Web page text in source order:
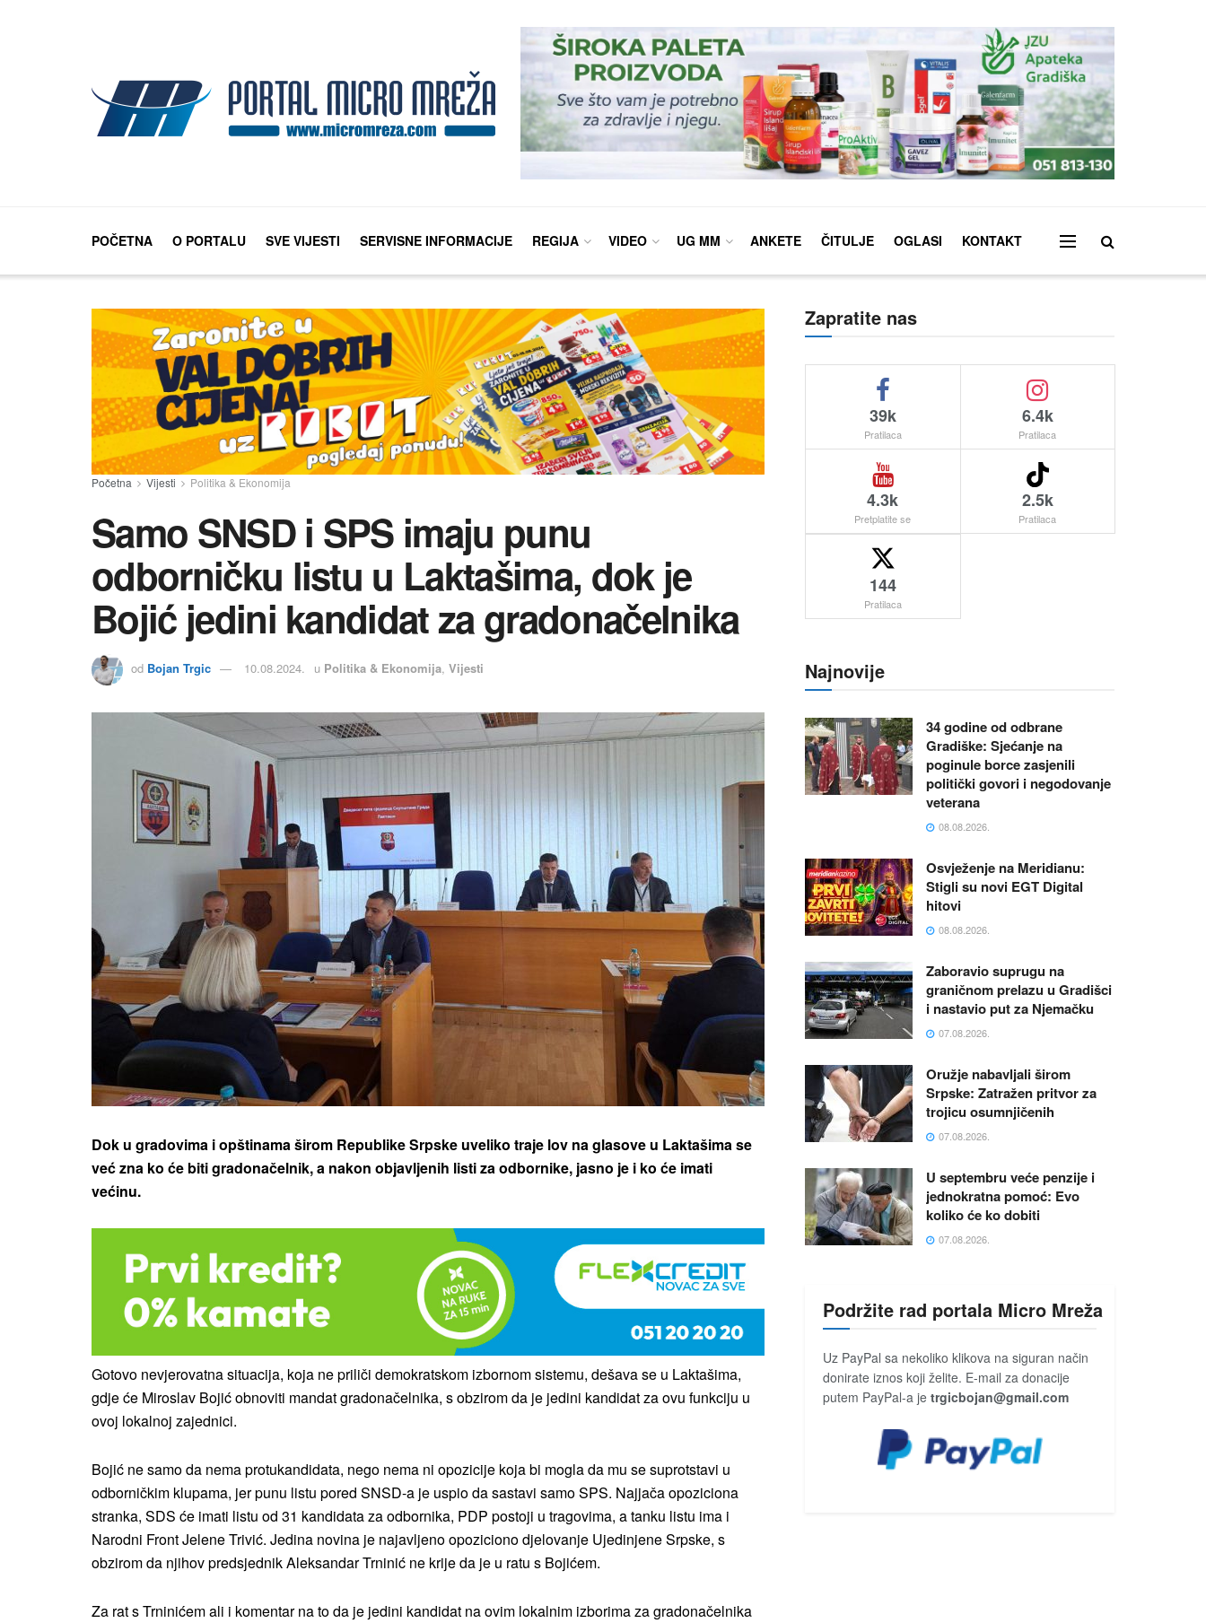
POČETNA O PORTALU SVE VIJESTI SERVISNE INFORMACIJE REGIJA VIDEO UG MM ANKETE ČITULJE OGLASI KONTAKT
Početna Vijesti Politika & Ekonomija
Samo SNSD i SPS imaju punu
odborničku listu u Laktašima, dok je
Bojić jedini kandidat za gradonačelnika
od Bojan Trgic 10.08.2024. u Politika & Ekonomija, Vijesti
Dok u gradovima i opštinama širom Republike Srpske uveliko traje lov na glasove u Laktašima se
već zna ko će biti gradonačelnik, a nakon objavljenih listi za odbornike, jasno je i ko će imati
većinu.
Gotovo nevjerovatna situacija, koja ne priliči demokratskom izbornom sistemu, dešava se u Laktašima,
gdje će Miroslav Bojić obnoviti mandat gradonačelnika, s obzirom da je jedini kandidat za ovu funkciju u
ovoj lokalnoj zajednici.
Bojić ne samo da nema protukandidata, nego nema ni opozicije koja bi mogla da mu se suprotstavi u
odborničkim klupama, jer punu listu pored SNSD-a je uspio da sastavi samo SPS. Najjača opoziciona
stranka, SDS će imati listu od 31 kandidata za odbornika, PDP postoji u tragovima, a tanku listu ima i
Narodni Front Jelene Trivić. Jedina novina je najavljeno opoziciono djelovanje Ujedinjene Srpske, s
obzirom da njihov predsjednik Aleksandar Trninić ne krije da je u ratu s Bojićem.
Za rat s Trninićem ali i komentar na to da je jedini kandidat na ovim lokalnim izborima za gradonačelnika
Zapratite nas
39k
Pratilaca
6.4k
Pratilaca
4.3k
Pretplatite se
2.5k
Pratilaca
144
Pratilaca
Najnovije
34 godine od odbrane
Gradiške: Sjećanje na
poginule borce zasjenili
politički govori i negodovanje
veterana
08.08.2026.
Osvježenje na Meridianu:
Stigli su novi EGT Digital
hitovi
08.08.2026.
Zaboravio suprugu na
graničnom prelazu u Gradišci
i nastavio put za Njemačku
07.08.2026.
Oružje nabavljali širom
Srpske: Zatražen pritvor za
trojicu osumnjičenih
07.08.2026.
U septembru veće penzije i
jednokratna pomoć: Evo
koliko će ko dobiti
07.08.2026.
Podržite rad portala Micro Mreža
Uz PayPal sa nekoliko klikova na siguran način
donirate iznos koji želite. E-mail za donacije
putem PayPal-a je trgicbojan@gmail.com